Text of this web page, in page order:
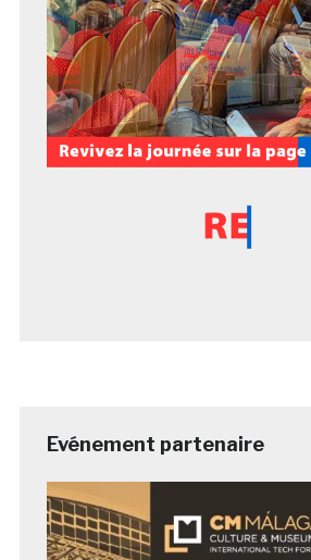
Evénement partenaire